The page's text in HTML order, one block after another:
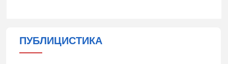
ПУБЛИЦИСТИКА